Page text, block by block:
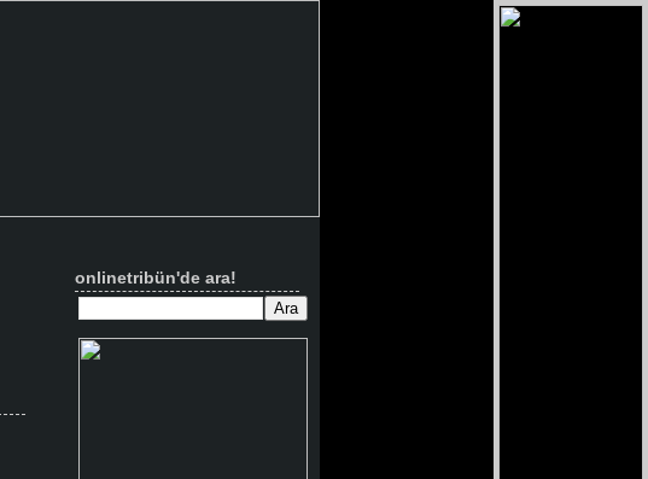
onlinetribün'de ara!